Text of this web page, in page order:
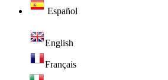
Español
English
Français